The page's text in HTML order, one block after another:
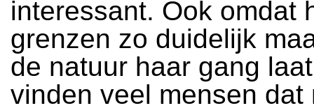
interessant. Ook omdat
grenzen zo duidelijk
de natuur haar gang
vinden veel mensen dat